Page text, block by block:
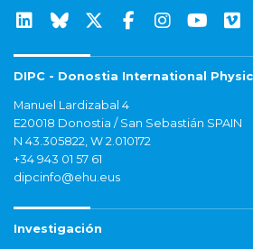
DIPC - Donostia International
Manuel Lardizabal 4
E20018 Donostia / San Sebastián SPAIN
N 43.305822, W 2.010172
+34 943 01 57 61
dipcinfo@ehu.eus
Investigación